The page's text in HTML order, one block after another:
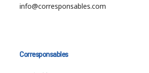
info@corresponsables.com
Corresponsables